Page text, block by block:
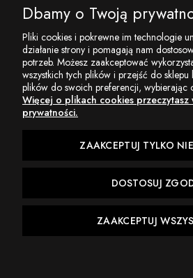
BIURO OBSŁUGI ZAMÓWIEŃ
INFORMACJE
Dbamy o Twoją
Pliki cookies i pokrewne im technologie
działanie strony i pomagają nam
potrzeb. Możesz zaakceptować
wszystkich tych plików i przejść do
plików do swoich preferencji, wybierając
Więcej o plikach cookies przeczytasz
prywatności.
ZAAKCEPTUJ TYLKO
DOSTOSUJ
ZAAKCEPTUJ